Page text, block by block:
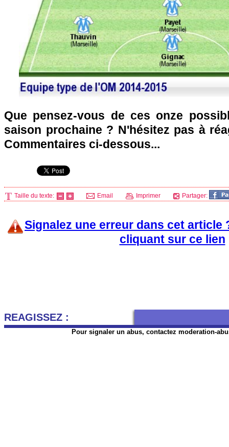
Que pensez-vous de ces onze
saison prochaine ? N'hésitez pas à
Commentaires ci-dessous...
Taille du texte: Email Imprimer Partager:
Signalez une erreur dans cet article
cliquant sur ce lien
REAGISSEZ :
Pour signaler un abus, contactez moderation-